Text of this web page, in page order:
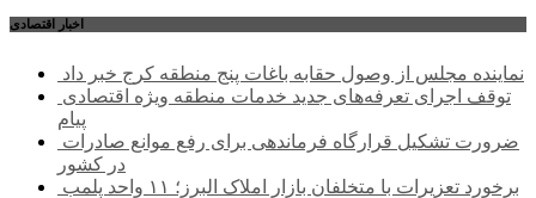
اخبار اقتصادی
نماینده مجلس از وصول حقابه باغات پنج منطقه کرج خبر داد
پیام
در کشور